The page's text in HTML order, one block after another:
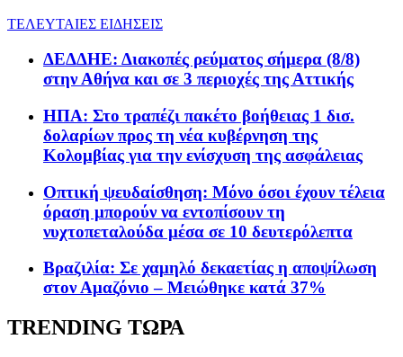
ΤΕΛΕΥΤΑΙΕΣ ΕΙΔΗΣΕΙΣ
ΔΕΔΔΗΕ: Διακοπές ρεύματος σήμερα (8/8)
στην Αθήνα και σε 3 περιοχές της Αττικής
ΗΠΑ: Στο τραπέζι πακέτο βοήθειας 1 δισ.
δολαρίων προς τη νέα κυβέρνηση της
Κολομβίας για την ενίσχυση της ασφάλειας
Οπτική ψευδαίσθηση: Μόνο όσοι έχουν τέλεια
όραση μπορούν να εντοπίσουν τη
νυχτοπεταλούδα μέσα σε 10 δευτερόλεπτα
Βραζιλία: Σε χαμηλό δεκαετίας η αποψίλωση
στον Αμαζόνιο – Μειώθηκε κατά 37%
TRENDING ΤΩΡΑ